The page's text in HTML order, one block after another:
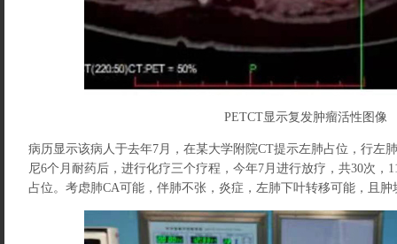
PETCT显示复发肿瘤活性图像
病历显示该病人于去年7月，在某大学附院CT提示左肺占位，行左
尼6个月耐药后，进行化疗三个疗程，今年7月进行放疗，共30次，
占位。考虑肺CA可能，伴肺不张，炎症，左肺下叶转移可能，且